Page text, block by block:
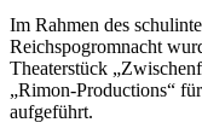
Im Rahmen des
Reichspogromnacht
Theaterstück
„Rimon-Productions“
aufgeführt.